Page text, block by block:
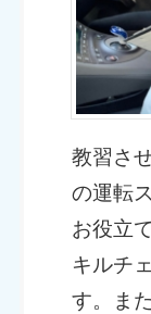
教習さ
の運転
お役立
キルチ
す。ま